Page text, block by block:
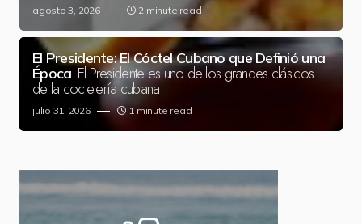
agosto 3, 2026 2 minute read
El Presidente: El Cóctel Cubano que Definió una
Época El Presidente es uno de los grandes clásicos
de la coctelería cubana
julio 31, 2026 1 minute read